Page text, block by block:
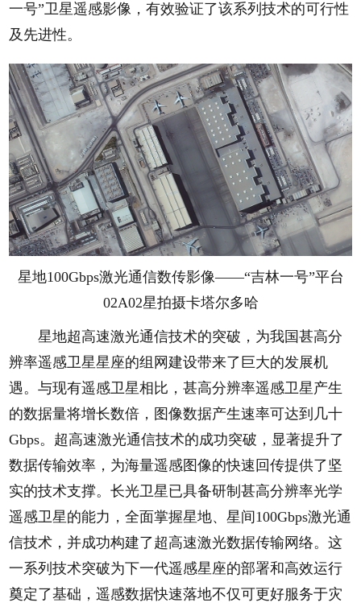
一号”卫星遥感影像，有效验证了该系列技术的可行性
及先进性。
星地100Gbps激光通信数传影像——“吉林一号”平台
02A02星拍摄卡塔尔多哈
星地超高速激光通信技术的突破，为我国甚高分
辨率遥感卫星星座的组网建设带来了巨大的发展机
遇。与现有遥感卫星相比，甚高分辨率遥感卫星产生
的数据量将增长数倍，图像数据产生速率可达到几十
Gbps。超高速激光通信技术的成功突破，显著提升了
数据传输效率，为海量遥感图像的快速回传提供了坚
实的技术支撑。长光卫星已具备研制甚高分辨率光学
遥感卫星的能力，全面掌握星地、星间100Gbps激光通
信技术，并成功构建了超高速激光数据传输网络。这
一系列技术突破为下一代遥感星座的部署和高效运行
奠定了基础，遥感数据快速落地不仅可更好服务于灾